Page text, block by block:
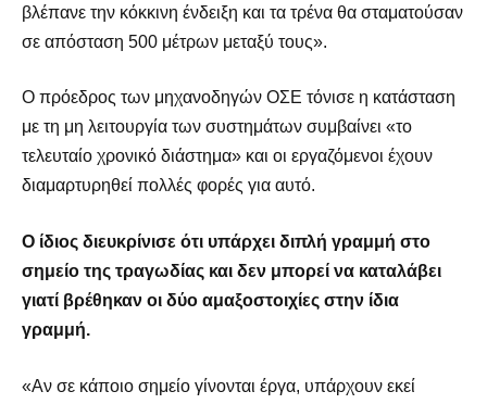
βλέπανε την κόκκινη ένδειξη και τα τρένα θα σταματούσαν
σε απόσταση 500 μέτρων μεταξύ τους».
Ο πρόεδρος των μηχανοδηγών ΟΣΕ τόνισε η κατάσταση
με τη μη λειτουργία των συστημάτων συμβαίνει «το
τελευταίο χρονικό διάστημα» και οι εργαζόμενοι έχουν
διαμαρτυρηθεί πολλές φορές για αυτό.
Ο ίδιος διευκρίνισε ότι υπάρχει διπλή γραμμή στο
σημείο της τραγωδίας και δεν μπορεί να καταλάβει
γιατί βρέθηκαν οι δύο αμαξοστοιχίες στην ίδια
γραμμή.
«Αν σε κάποιο σημείο γίνονται έργα, υπάρχουν εκεί